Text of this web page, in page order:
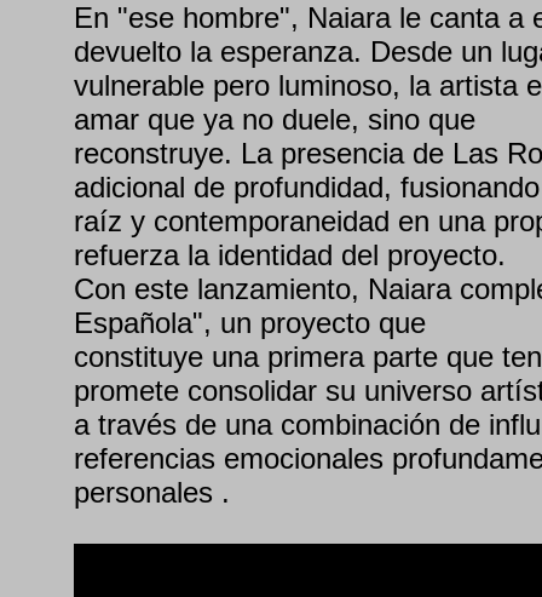
En "ese hombre", Naiara le canta a
devuelto la esperanza. Desde un
vulnerable pero luminoso, la artista
amar que ya no duele, sino que
reconstruye. La presencia de Las
adicional de profundidad, fusionando
raíz y contemporaneidad en una
refuerza la identidad del proyecto.
Con este lanzamiento, Naiara
Española", un proyecto que
constituye una primera parte que
promete consolidar su universo
a través de una combinación de
referencias emocionales
personales .